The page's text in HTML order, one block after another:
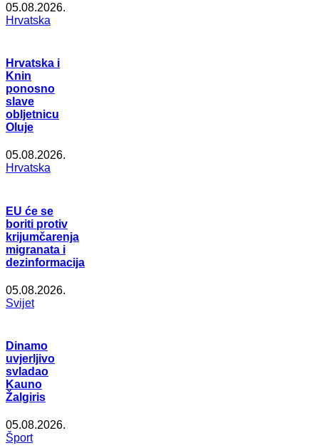
05.08.2026.
Hrvatska
Hrvatska i
Knin
ponosno
slave
obljetnicu
Oluje
05.08.2026.
Hrvatska
EU će se
boriti protiv
krijumčarenja
migranata i
dezinformacija
05.08.2026.
Svijet
Dinamo
uvjerljivo
svladao
Kauno
Žalgiris
05.08.2026.
Šport